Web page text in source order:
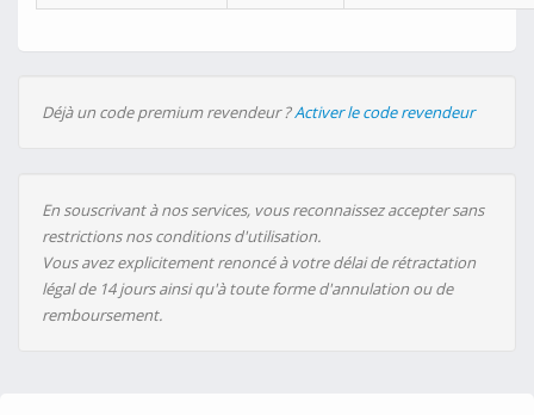
Déjà un code premium revendeur ?Activer le code revendeur
En souscrivant à nos services, vous reconnaissez accepter sans
restrictions nos conditions d'utilisation.
Vous avez explicitement renoncé à votre délai de rétractation
légal de 14 jours ainsi qu'à toute forme d'annulation ou de
remboursement.